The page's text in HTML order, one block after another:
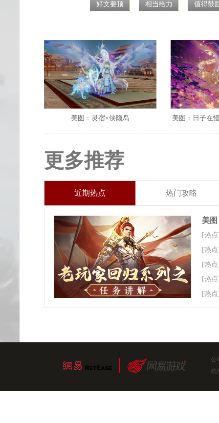
好文要顶 相当给力 值得鼓
美图：灵宿×侠隐岛 美图：日子在
更多推荐
近期热点 热门攻略
美
[热
[热
[热
[热
[热
公
杭